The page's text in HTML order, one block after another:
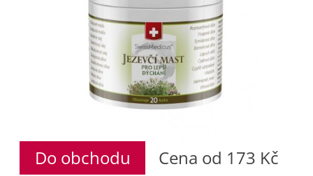
Do obchodu Cena od 173 Kč